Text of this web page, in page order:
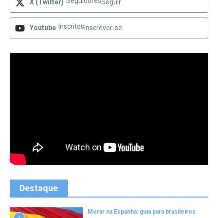
X (Twitter) Seguir
Youtube Inscritos Inscrever-se
Destaque
Morar na Espanha: guia para brasileiros